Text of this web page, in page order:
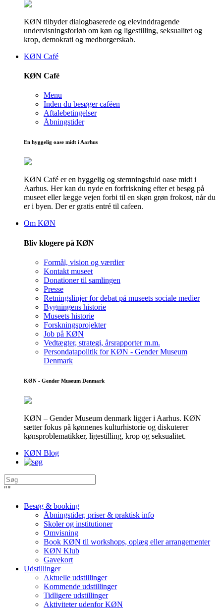
KØN tilbyder dialogbaserede og elevinddragende
undervisningsforløb om køn og ligestilling, seksualitet og
krop, demokrati og medborgerskab.
KØN Café
KØN Café
Menu
Inden du besøger caféen
Aftalebetingelser
Åbningstider
En hyggelig oase midt i Aarhus
KØN Café er en hyggelig og stemningsfuld oase midt i
Aarhus. Her kan du nyde en forfriskning efter et besøg på
museet eller lægge vejen forbi til en skøn grøn frokost, når du
er i byen. Der er gratis entré til cafeen.
Om KØN
Bliv klogere på KØN
Formål, vision og værdier
Kontakt museet
Donationer til samlingen
Presse
Retningslinjer for debat på museets sociale medier
Bygningens historie
Museets historie
Forskningsprojekter
Job på KØN
Vedtægter, strategi, årsrapporter m.m.
Persondatapolitik for KØN - Gender Museum
Denmark
KØN - Gender Museum Denmark
KØN – Gender Museum denmark ligger i Aarhus. KØN
sætter fokus på kønnenes kulturhistorie og diskuterer
kønsproblematikker, ligestilling, krop og seksualitet.
KØN Blog
""
Besøg & booking
Åbningstider, priser & praktisk info
Skoler og institutioner
Omvisning
Book KØN til workshops, oplæg eller arrangementer
KØN Klub
Gavekort
Udstillinger
Aktuelle udstillinger
Kommende udstillinger
Tidligere udstillinger
Aktiviteter udenfor KØN